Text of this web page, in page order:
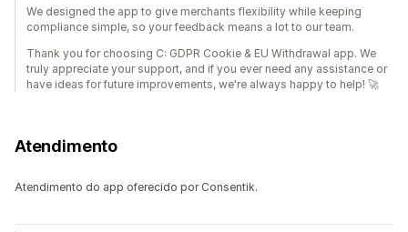
We designed the app to give merchants flexibility while keeping
compliance simple, so your feedback means a lot to our team.
Thank you for choosing C: GDPR Cookie & EU Withdrawal app. We
truly appreciate your support, and if you ever need any assistance or
have ideas for future improvements, we're always happy to help! 🚀
Atendimento
Atendimento do app oferecido por Consentik.